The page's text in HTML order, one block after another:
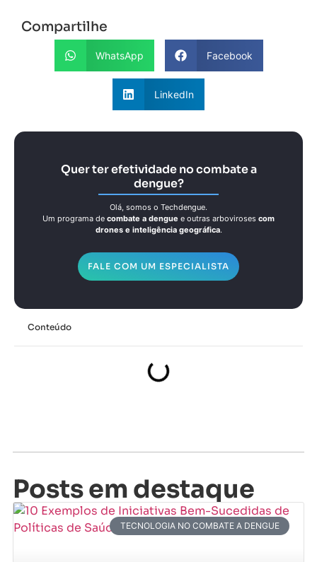
Compartilhe
WhatsApp Facebook
LinkedIn
Quer ter efetividade no combate a
dengue?
Olá, somos o Techdengue.
Um programa de combate a dengue e outras arboviroses com
drones e inteligência geográfica.
FALE COM UM ESPECIALISTA
Conteúdo
Posts em destaque
TECNOLOGIA NO COMBATE A DENGUE